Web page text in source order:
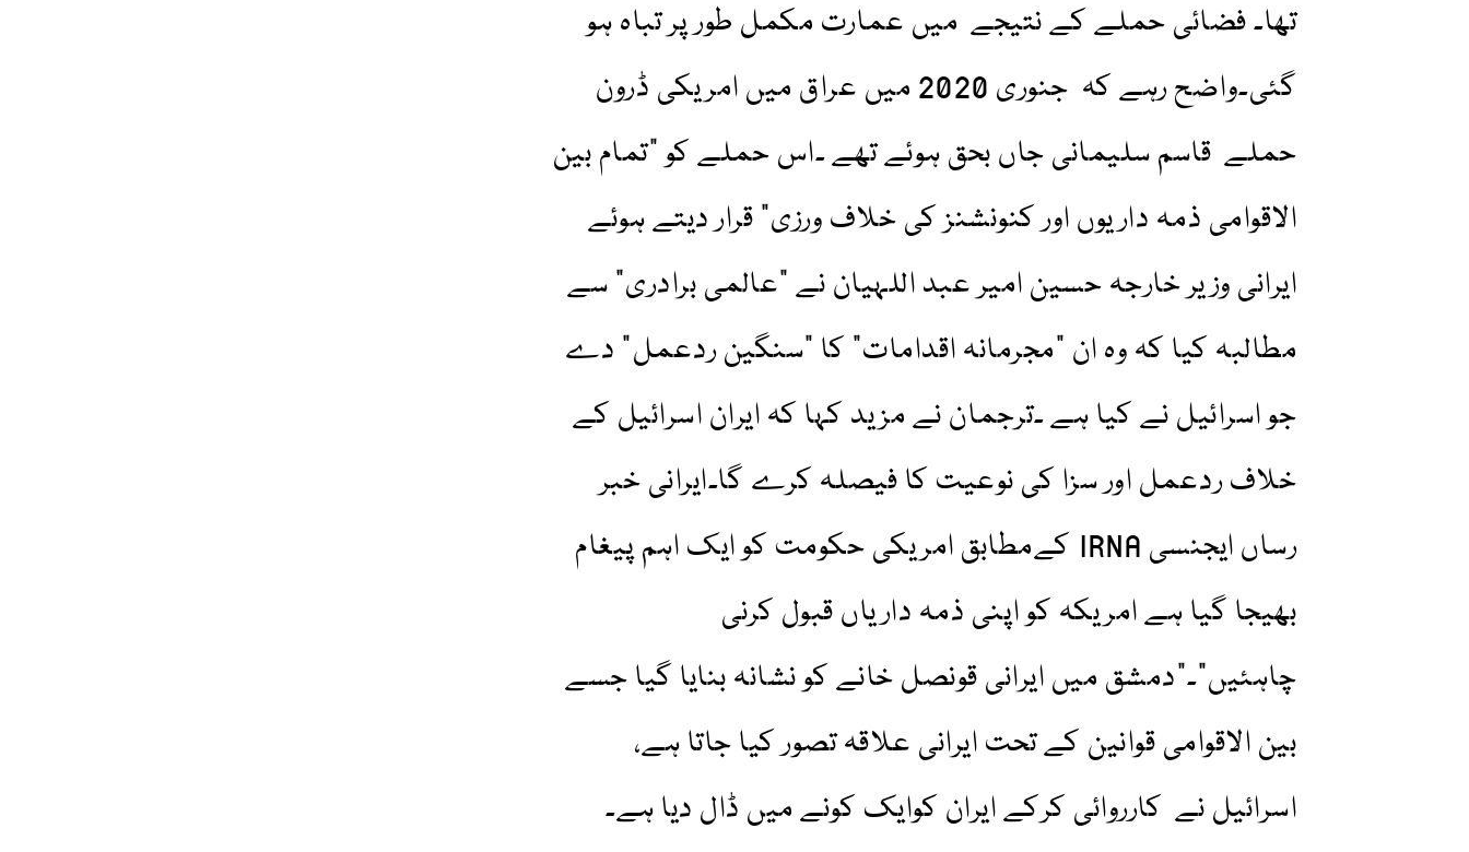
تھا۔ فضائی حملے کے نتیجے میں عمارت مکمل طور پر تباہ ہو
گئی۔واضح رہے کہ جنوری 2020 میں عراق میں امریکی ڈرون
حملے قاسم سلیمانی جاں بحق ہوئے تھے ۔اس حملے کو "تمام بین
الاقوامی ذمہ داریوں اور کنونشنز کی خلاف ورزی” قرار دیتے ہوئے
ایرانی وزیر خارجہ حسین امیر عبد اللہیان نے "عالمی برادری” سے
مطالبہ کیا کہ وہ ان "مجرمانہ اقدامات” کا "سنگین ردعمل” دے
جو اسرائیل نے کیا ہے ۔ترجمان نے مزید کہا کہ ایران اسرائیل کے
خلاف ردعمل اور سزا کی نوعیت کا فیصلہ کرے گا۔ایرانی خبر
رساں ایجنسی IRNA کےمطابق امریکی حکومت کو ایک اہم پیغام
بھیجا گیا ہے امریکہ کو اپنی ذمہ داریاں قبول کرنی
چاہئیں”۔”دمشق میں ایرانی قونصل خانے کو نشانہ بنایا گیا جسے
بین الاقوامی قوانین کے تحت ایرانی علاقہ تصور کیا جاتا ہے،
اسرائیل نے کارروائی کرکے ایران کوایک کونے میں ڈال دیا ہے۔